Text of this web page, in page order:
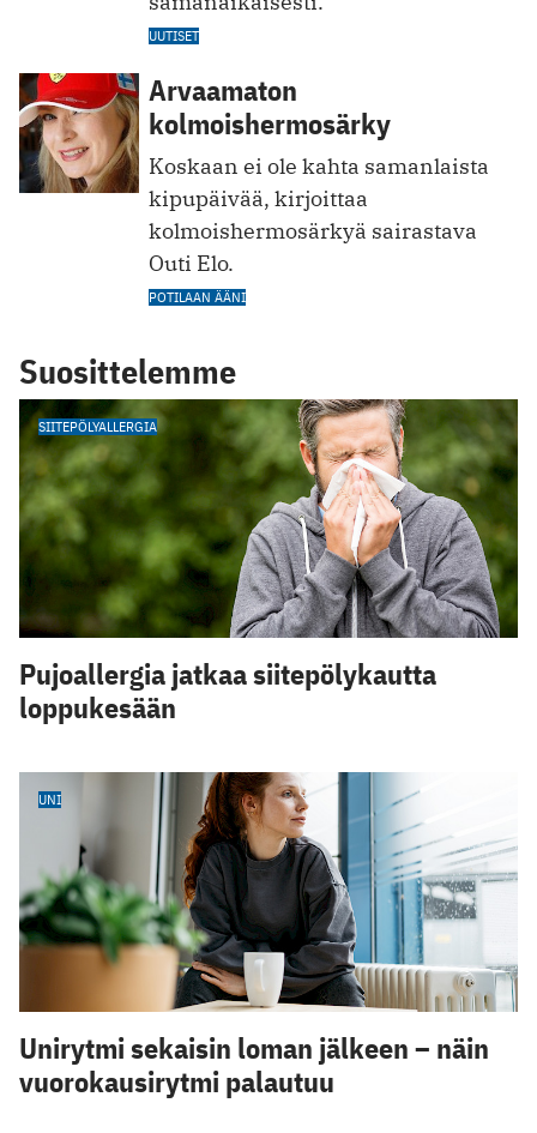
UUTISET
Arvaamaton
kolmoishermosärky
Koskaan ei ole kahta samanlaista
kipupäivää, kirjoittaa
kolmoishermosärkyä sairastava
Outi Elo.
POTILAAN ÄÄNI
Suosittelemme
SIITEPÖLYALLERGIA
Pujoallergia jatkaa siitepölykautta
loppukesään
UNI
Unirytmi sekaisin loman jälkeen – näin
vuorokausirytmi palautuu